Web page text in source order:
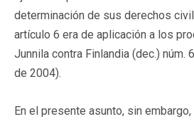
determinación de sus derechos
artículo 6 era de aplicación a los
Junnila contra Finlandia (dec.) núm.
de 2004).
En el presente asunto, sin